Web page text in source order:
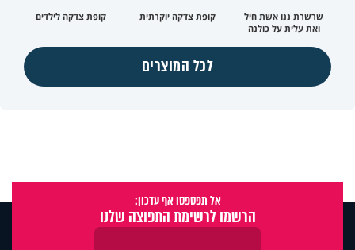
שרשרת ננו אשת חיל
ואת עלית על כולנה
קופת צדקה יוקרתית קופת צדקה לילדים
לכל המוצרים
אל תפספסו אף עדכון:
הרשמו לרשימת התפוצה שלנו